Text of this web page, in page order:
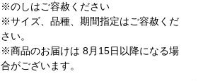
※のしはご容赦ください
※サイズ、品種、期間指定はご容赦くだ
さい。
※商品のお届けは 8月15日以降になる場
合がございます。